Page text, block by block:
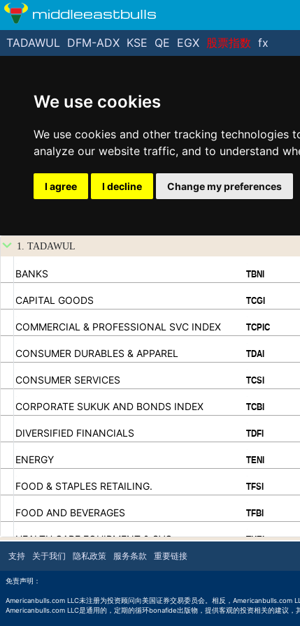
We use cookies
We use cookies and other tracking technologies
analyze our website traffic, and to understand
I agree I decline Change my preferences
middleeastbulls
TADAWUL DFM-ADX KSE QE EGX 股票指数 fx
1. TADAWUL
BANKS TBNI
CAPITAL GOODS TCGI
COMMERCIAL & PROFESSIONAL SVC INDEX TCPIC
CONSUMER DURABLES & APPAREL TDAI
CONSUMER SERVICES TCSI
CORPORATE SUKUK AND BONDS INDEX TCBI
DIVERSIFIED FINANCIALS TDFI
ENERGY TENI
FOOD & STAPLES RETAILING. TFSI
FOOD AND BEVERAGES TFBI
HEALTH CARE EQUIPMENT & SVC THEI
.
.
支持 关于我们 隐私政策 服务条款 重要链接
免责声明：
Americanbulls.com LLC未注册为投资顾问向美国证券交易委员会。相反，Americanbulls.com
Americanbulls.com LLC是通用的，定期的循环bonafide出版物，提供客观的投资相关的建议，